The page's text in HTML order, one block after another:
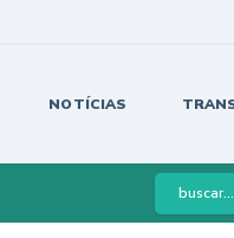
NOTÍCIAS